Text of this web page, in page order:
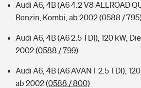
Audi A6, 4B (A6 4.2 V8 ALLROAD
Benzin, Kombi, ab 2002(0588 /
Audi A6, 4B (A6 2.5 TDI), 120 kW,
2002(0588 / 799)
Audi A6, 4B (A6 AVANT 2.5 TDI),
ab 2002(0588 / 800)